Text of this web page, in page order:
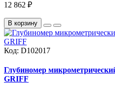
12 862 ₽
В корзину
Код: D102017
Глубиномер
GRIFF